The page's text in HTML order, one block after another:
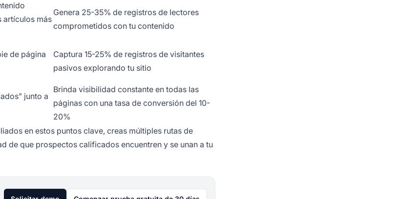
artículos más
Genera 25-35% de registros de lectores
comprometidos con tu contenido
de página
Captura 15-25% de registros de visitantes
pasivos explorando tu sitio
junto a
Brinda visibilidad constante en todas las
páginas con una tasa de conversión del 10-
20%
en estos puntos clave, creas múltiples rutas de
de que prospectos calificados encuentren y se unan a tu